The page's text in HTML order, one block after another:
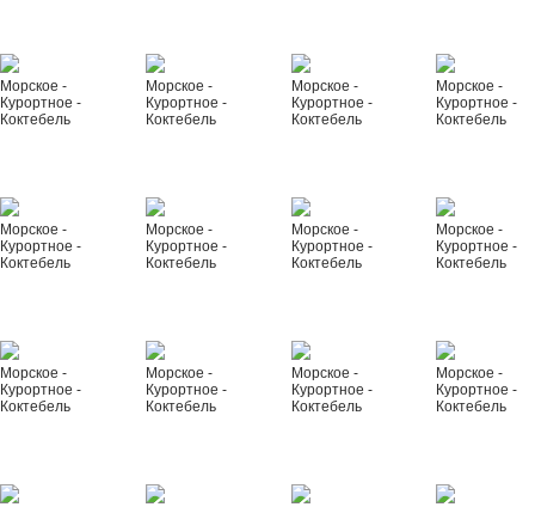
Морское -
Курортное -
Коктебель
Морское -
Курортное -
Коктебель
Морское -
Курортное -
Коктебель
Морское -
Курортное -
Коктебель
Морское -
Курортное -
Коктебель
Морское -
Курортное -
Коктебель
Морское -
Курортное -
Коктебель
Морское -
Курортное -
Коктебель
Морское -
Курортное -
Коктебель
Морское -
Курортное -
Коктебель
Морское -
Курортное -
Коктебель
Морское -
Курортное -
Коктебель